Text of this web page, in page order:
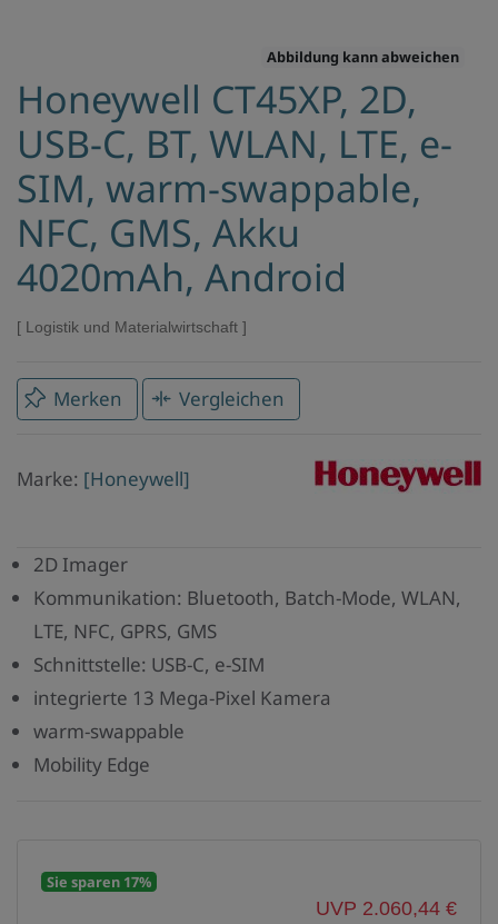
Abbildung kann abweichen
Honeywell CT45XP, 2D,
USB-C, BT, WLAN, LTE, e-
SIM, warm-swappable,
NFC, GMS, Akku
4020mAh, Android
Logistik und Materialwirtschaft
Merken Vergleichen
Marke: [Honeywell]
Honeywell
2D Imager
Kommunikation: Bluetooth, Batch-Mode, WLAN,
LTE, NFC, GPRS, GMS
Schnittstelle: USB-C, e-SIM
integrierte 13 Mega-Pixel Kamera
warm-swappable
Mobility Edge
Sie sparen 17%
UVP 2.060,44 €